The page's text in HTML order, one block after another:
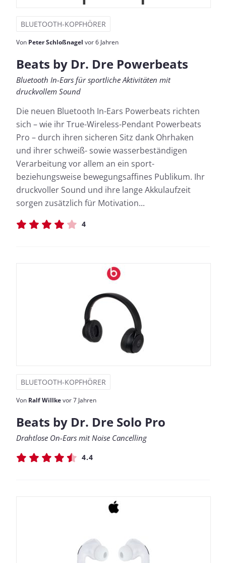
BLUETOOTH-KOPFHÖRER
Von Peter Schloßnagel vor 6 Jahren
Beats by Dr. Dre Powerbeats
Bluetooth In-Ears für sportliche Aktivitäten mit
druckvollem Sound
Die neuen Bluetooth In-Ears Powerbeats richten
sich – wie ihr True-Wireless-Pendant Powerbeats
Pro – durch ihren sicheren Sitz dank Ohrhaken
und ihrer schweiß- sowie wasserbeständigen
Verarbeitung vor allem an ein sport-
beziehungsweise bewegungsaffines Publikum. Ihr
druckvoller Sound und ihre lange Akkulaufzeit
sorgen zusätzlich für Motivation...
4
BLUETOOTH-KOPFHÖRER
Von Ralf Willkevor 7 Jahren
Beats by Dr. Dre Solo Pro
Drahtlose On-Ears mit Noise Cancelling
4.4